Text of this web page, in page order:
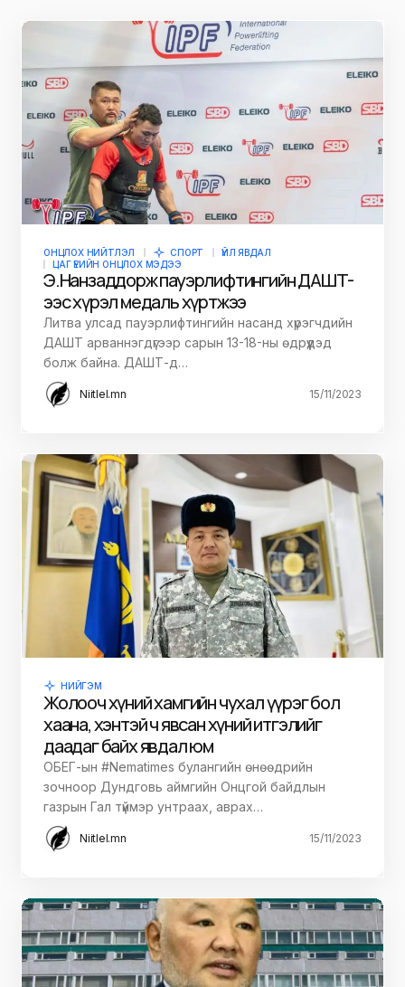
ОНЦЛОХ НИЙТЛЭЛ СПОРТ
ҮЙЛ ЯВДАЛ
ЦАГ ҮЕИЙН ОНЦЛОХ МЭДЭЭ
Э.Нанзаддорж пауэрлифтингийн ДАШТ-
ээс хүрэл медаль хүртжээ
Литва улсад пауэрлифтингийн насанд хүрэгчдийн
ДАШТ арваннэгдүгээр сарын 13-18-ны өдрүүдэд
болж байна. ДАШТ-д…
Niitlel.mn 15/11/2023
НИЙГЭМ
Жолооч хүний хамгийн чухал үүрэг бол
хаана, хэнтэй ч явсан хүний итгэлийг
даадаг байх явдал юм
ОБЕГ-ын #Nematimes булангийн өнөөдрийн
зочноор Дундговь аймгийн Онцгой байдлын
газрын Гал түймэр унтраах, аврах…
Niitlel.mn 15/11/2023